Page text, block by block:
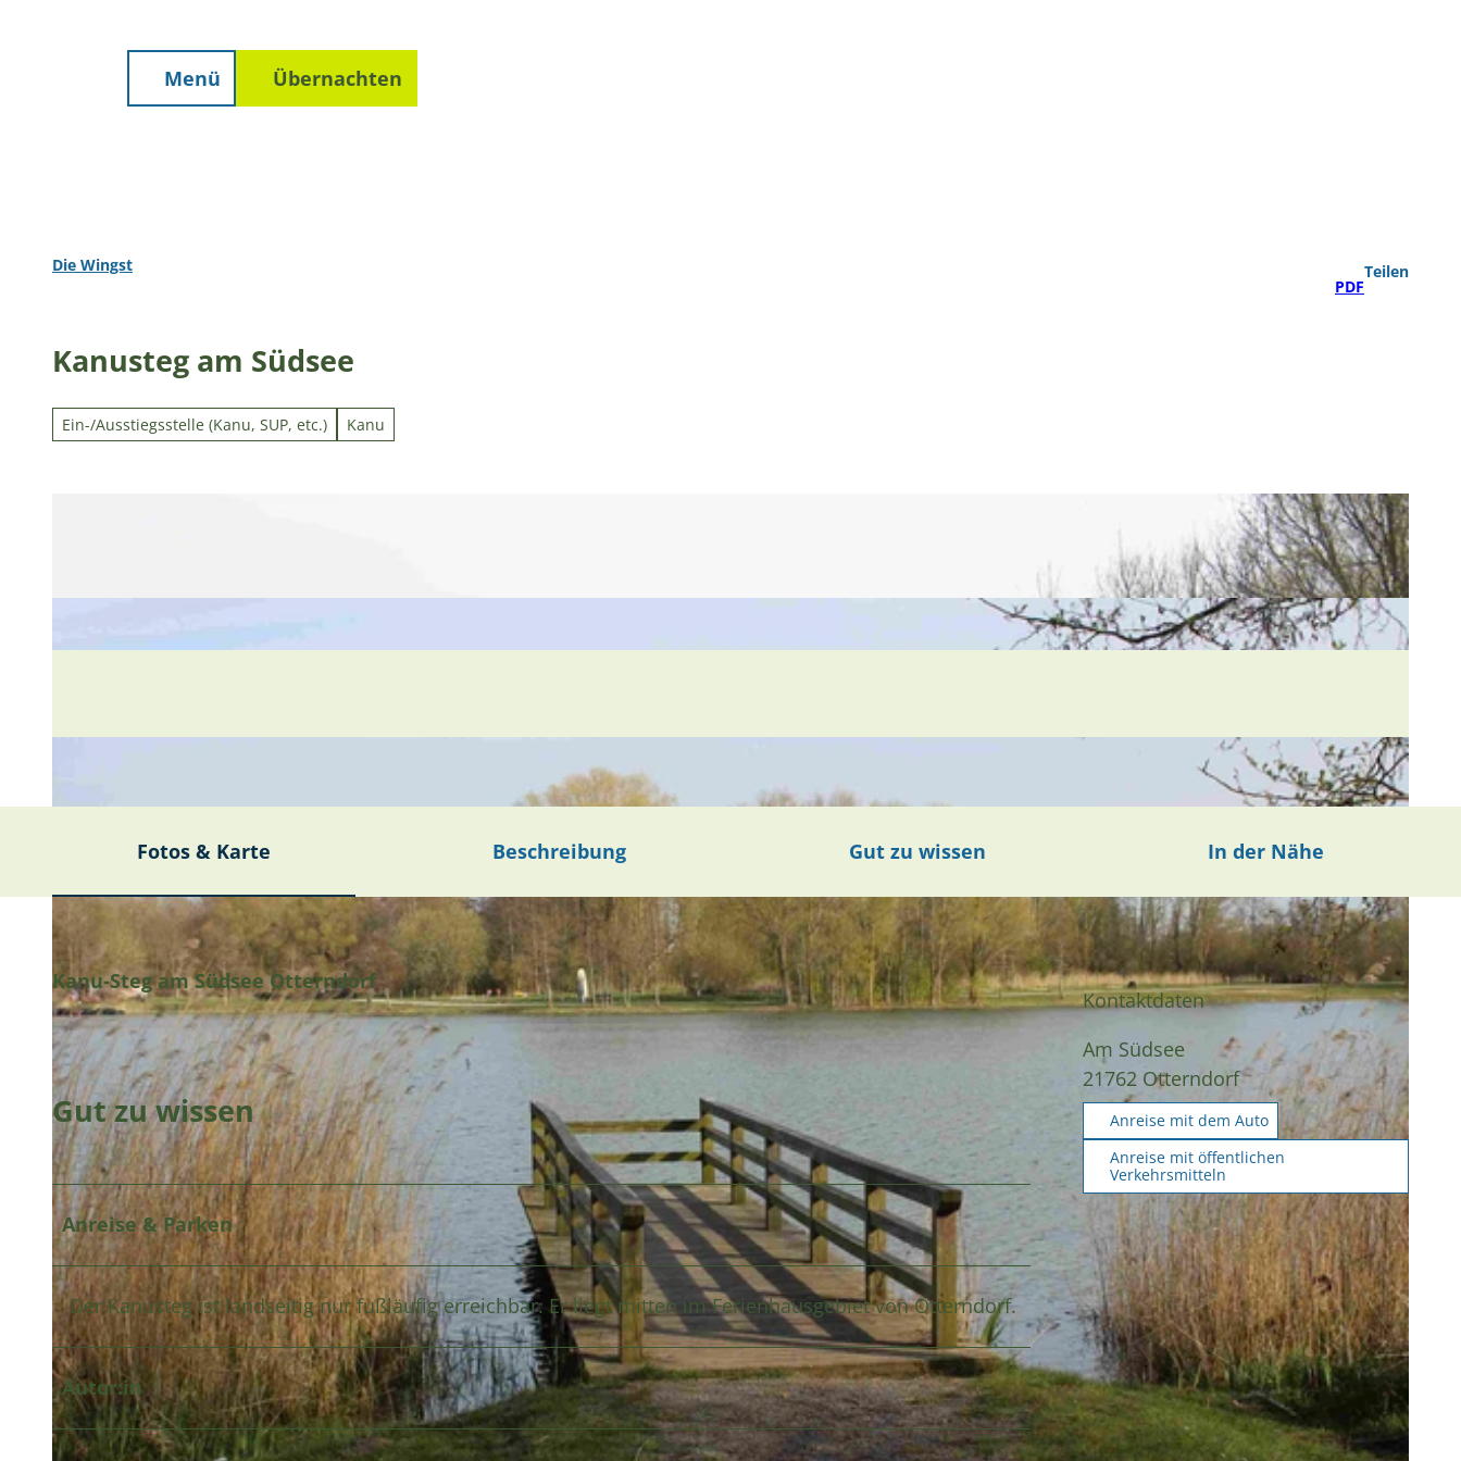
Menü Übernachten
Die Wingst
PDF
Teilen
Kanusteg am Südsee
Ein-/Ausstiegsstelle (Kanu, SUP, etc.) Kanu
Fotos & Karte Beschreibung Gut zu wissen In der Nähe
Kanu-Steg am Südsee Otterndorf
Gut zu wissen
Anreise & Parken
Der Kanusteg ist landseitig nur fußläufig erreichbar. Er liegt mitten im Ferienhausgebiet von Otterndorf.
Autor:in
Kontaktdaten
Am Südsee
21762 Otterndorf
Anreise mit dem Auto
Anreise mit öffentlichen
Verkehrsmitteln